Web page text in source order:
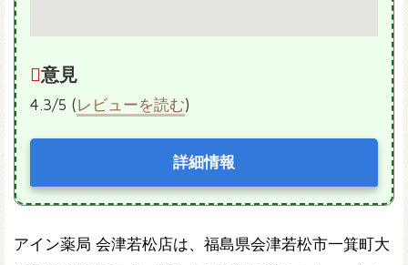
意見
4.3/5 (レビューを読む)
詳細情報
アイン薬局 会津若松店は、福島県会津若松市一箕町大